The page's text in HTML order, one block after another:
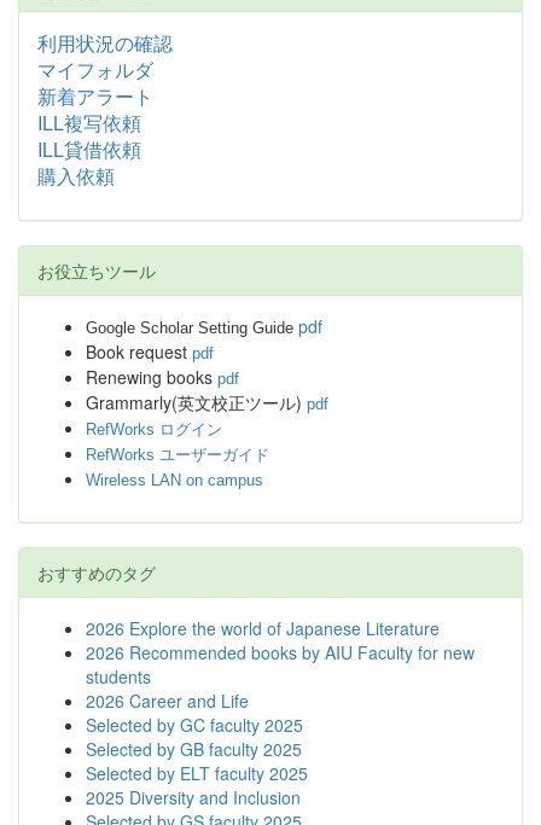
利用状況の確認
マイフォルダ
新着アラート
ILL複写依頼
ILL貸借依頼
購入依頼
お役立ちツール
Google Scholar Setting Guide pdf
Book request pdf
Renewing books pdf
Grammarly(英文校正ツール) pdf
RefWorks ログイン
RefWorks ユーザーガイド
Wireless LAN on campus
おすすめのタグ
2026 Explore the world of Japanese Literature
2026 Recommended books by AIU Faculty for new
students
2026 Career and Life
Selected by GC faculty 2025
Selected by GB faculty 2025
Selected by ELT faculty 2025
2025 Diversity and Inclusion